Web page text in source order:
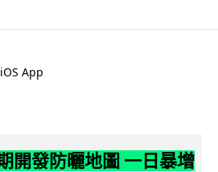
iOS App
開發防曬地圖 一日暴增